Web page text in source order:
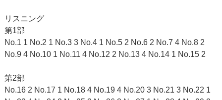
リスニング
第1部
No.1 1 No.2 1 No.3 3 No.4 1 No.5 2 No.6 2 No.7 4 No.8 2
No.9 4 No.10 1 No.11 4 No.12 2 No.13 4 No.14 1 No.15 2
第2部
No.16 2 No.17 1 No.18 4 No.19 4 No.20 3 No.21 3 No.22 1